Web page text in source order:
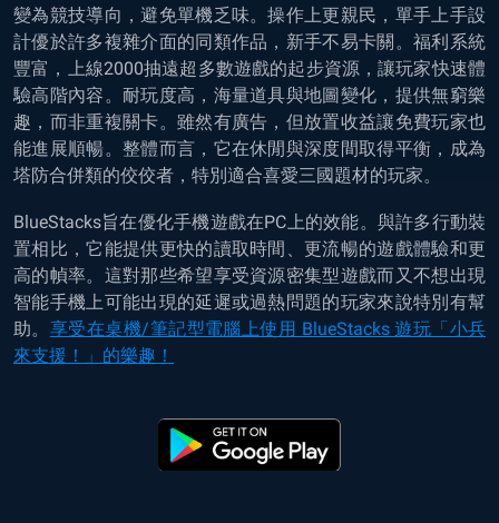
變為競技導向，避免單機乏味。操作上更親民，單手上手設
計優於許多複雜介面的同類作品，新手不易卡關。福利系統
豐富，上線2000抽遠超多數遊戲的起步資源，讓玩家快速體
驗高階內容。耐玩度高，海量道具與地圖變化，提供無窮樂
趣，而非重複關卡。雖然有廣告，但放置收益讓免費玩家也
能進展順暢。整體而言，它在休閒與深度間取得平衡，成為
塔防合併類的佼佼者，特別適合喜愛三國題材的玩家。
BlueStacks旨在優化手機遊戲在PC上的效能。與許多行動裝
置相比，它能提供更快的讀取時間、更流暢的遊戲體驗和更
高的幀率。這對那些希望享受資源密集型遊戲而又不想出現
智能手機上可能出現的延遲或過熱問題的玩家來說特別有幫
助。 享受在桌機/筆記型電腦上使用 BlueStacks 遊玩「小兵
來支援！」的樂趣！